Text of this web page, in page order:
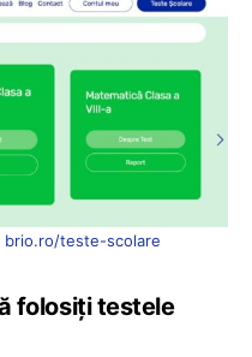
brio.ro/teste-scolare
folosiți testele